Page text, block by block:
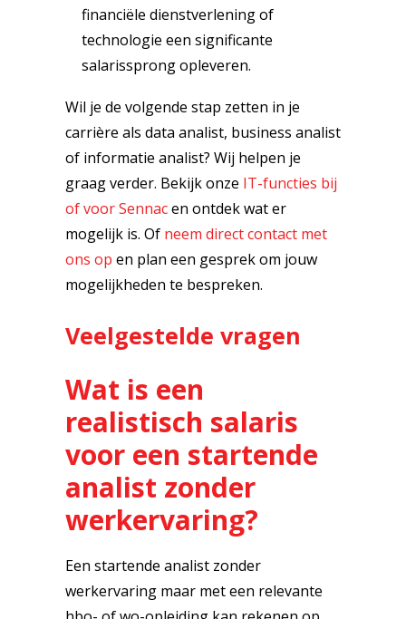
financiële dienstverlening of
technologie een significante
salarissprong opleveren.
Wil je de volgende stap zetten in je
carrière als data analist, business analist
of informatie analist? Wij helpen je
graag verder. Bekijk onze IT-functies bij
of voor Sennacen ontdek wat er
mogelijk is. Of neem direct contact met
ons op en plan een gesprek om jouw
mogelijkheden te bespreken.
Veelgestelde vragen
Wat is een
realistisch salaris
voor een startende
analist zonder
werkervaring?
Een startende analist zonder
werkervaring maar met een relevante